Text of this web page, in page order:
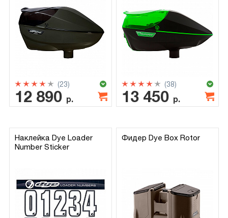
(23)
12 890 р.
(38)
13 450 р.
Наклейка Dye Loader
Number Sticker
Фидер Dye Box Rotor